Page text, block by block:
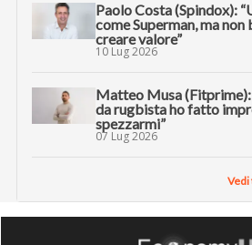
Paolo Costa (Spindox):
come Superman, ma
creare valore”
10 Lug 2026
Matteo Musa (Fitprime):
da rugbista ho fatto
spezzarmi”
07 Lug 2026
Vedi